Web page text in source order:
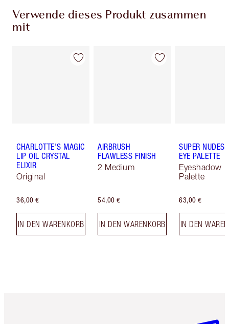
Verwende dieses Produkt zusammen
mit
CHARLOTTE'S MAGIC
LIP OIL CRYSTAL
ELIXIR
Original
36,00 €
IN DEN WARENKORB
AIRBRUSH
FLAWLESS FINISH
2 Medium
54,00 €
IN DEN WARENKORB
SUPER NUDES
EYE PALETTE
Eyeshadow
Palette
63,00 €
IN DEN